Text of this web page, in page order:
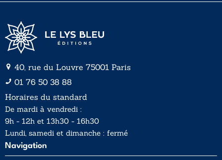
40, rue du Louvre 75001 Paris
01 76 50 38 88
Horaires du standard
De mardi à vendredi :
9h - 12h et 13h30 - 16h30
Lundi, samedi et dimanche : fermé
Navigation